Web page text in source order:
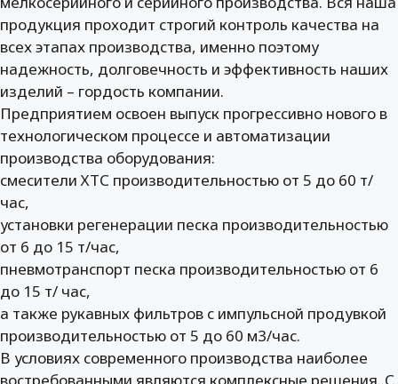
продукция проходит строгий контроль качества на
всех этапах производства, именно поэтому
надежность, долговечность и эффективность наших
изделий – гордость компании.
Предприятием освоен выпуск прогрессивно нового в
технологическом процессе и автоматизации
производства оборудования:
смесители ХТС производительностью от 5 до 60 т/
час,
установки регенерации песка производительностью
от 6 до 15 т/час,
пневмотранспорт песка производительностью от 6
до 15 т/ час,
а также рукавных фильтров с импульсной продувкой
производительностью от 5 до 60 м3/час.
В условиях современного производства наиболее
востребованными являются комплексные решения. С